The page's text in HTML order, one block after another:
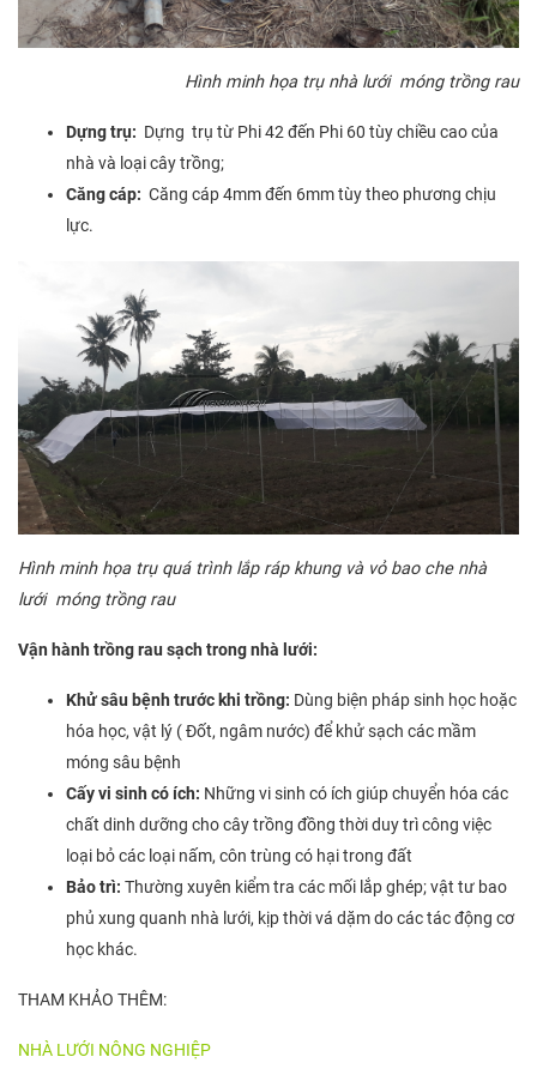
Hình minh họa trụ nhà lưới móng trồng rau
Dựng trụ: Dựng trụ từ Phi 42 đến Phi 60 tùy chiều cao của
nhà và loại cây trồng;
Căng cáp: Căng cáp 4mm đến 6mm tùy theo phương chịu
lực.
Hình minh họa trụ quá trình lắp ráp khung và vỏ bao che nhà
lưới móng trồng rau
Vận hành trồng rau sạch trong nhà lưới:
Khử sâu bệnh trước khi trồng: Dùng biện pháp sinh học hoặc
hóa học, vật lý ( Đốt, ngâm nước) để khử sạch các mầm
móng sâu bệnh
Cấy vi sinh có ích: Những vi sinh có ích giúp chuyển hóa các
chất dinh dưỡng cho cây trồng đồng thời duy trì công việc
loại bỏ các loại nấm, côn trùng có hại trong đất
Bảo trì: Thường xuyên kiểm tra các mối lắp ghép; vật tư bao
phủ xung quanh nhà lưới, kịp thời vá dặm do các tác động cơ
học khác.
THAM KHẢO THÊM:
NHÀ LƯỚI NÔNG NGHIỆP